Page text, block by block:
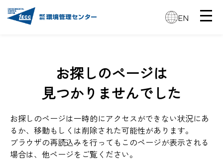
EN
お探しのページは
見つかりませんでした
お探しのページは一時的にアクセスができない状況にあ
るか、移動もしくは削除された可能性があります。
ブラウザの再読込みを行ってもこのページが表示される
場合は、他ページをご覧ください。